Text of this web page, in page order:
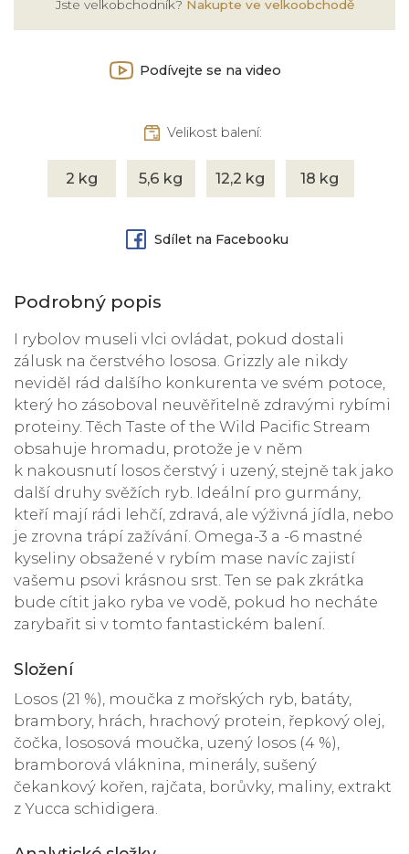
Jste velkobchodník? Nakupte ve velkoobchodě
Podívejte se na video
Velikost balení:
2 kg 5,6 kg 12,2 kg 18 kg
Sdílet na Facebooku
Podrobný popis
I rybolov museli vlci ovládat, pokud dostali
zálusk na čerstvého lososa. Grizzly ale nikdy
neviděl rád dalšího konkurenta ve svém potoce,
který ho zásoboval neuvěřitelně zdravými rybími
proteiny. Těch Taste of the Wild Pacific Stream
obsahuje hromadu, protože je v něm
k nakousnutí losos čerstvý i uzený, stejně tak jako
další druhy svěžích ryb. Ideální pro gurmány,
kteří mají rádi lehčí, zdravá, ale výživná jídla, nebo
je zrovna trápí zažívání. Omega-3 a -6 mastné
kyseliny obsažené v rybím mase navíc zajistí
vašemu psovi krásnou srst. Ten se pak zkrátka
bude cítit jako ryba ve vodě, pokud ho necháte
zarybařit si v tomto fantastickém balení.
Složení
Losos (21 %), moučka z mořských ryb, batáty,
brambory, hrách, hrachový protein, řepkový olej,
čočka, lososová moučka, uzený losos (4 %),
bramborová vláknina, minerály, sušený
čekankový kořen, rajčata, borůvky, maliny, extrakt
z Yucca schidigera.